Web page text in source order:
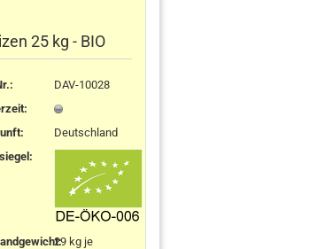
25 kg - BIO
DAV-10028
:
Deutschland
29kg je